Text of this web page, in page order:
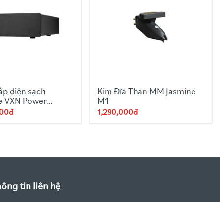
điện sạch
VXN Power
Kim Đĩa Than MM Jasmine
M1
1,290,000đ
tin liên hệ